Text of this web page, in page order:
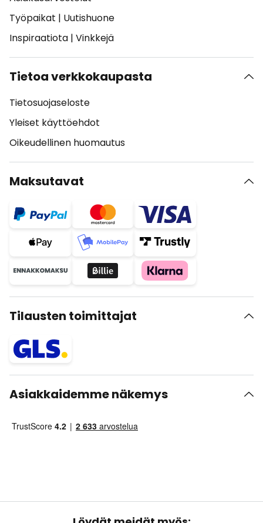
Työpaikat | Uutishuone
Inspiraatiota | Vinkkejä
Tietoa verkkokaupasta
Tietosuojaseloste
Yleiset käyttöehdot
Oikeudellinen huomautus
Maksutavat
Tilausten toimittajat
Asiakkaidemme näkemys